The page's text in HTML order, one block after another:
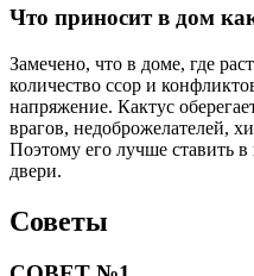
Что приносит в дом
Замечено, что в доме, где
количество ссор и
напряжение. Кактус
врагов, недоброжелателей,
Поэтому его лучше ставить
двери.
Советы